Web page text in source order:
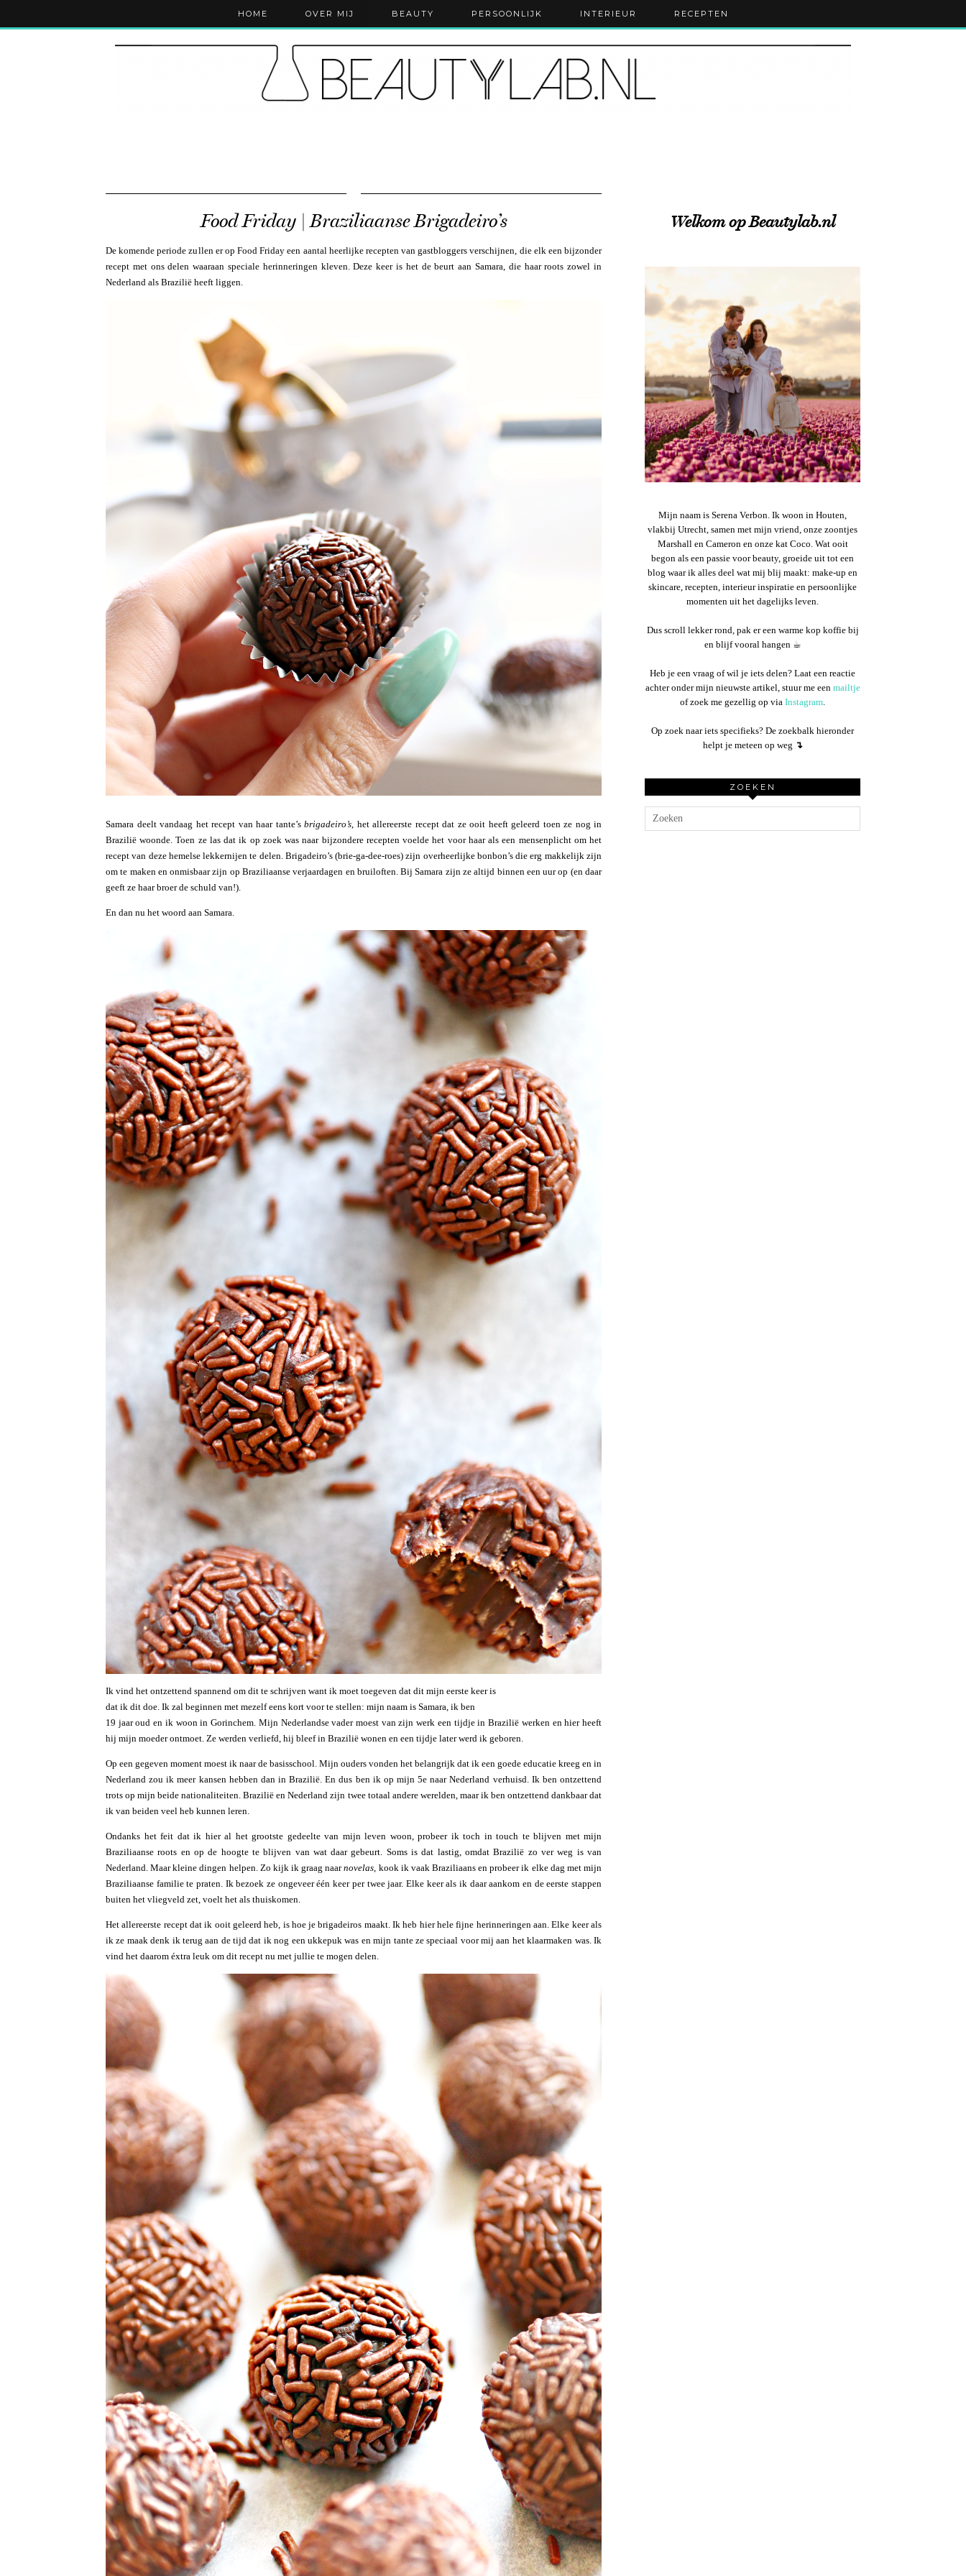
HOME OVER MIJ BEAUTY PERSOONLIJK INTERIEUR RECEPTEN
Food Friday | Braziliaanse Brigadeiro’s
De komende periode zullen er op Food Friday een aantal heerlijke recepten van gastbloggers verschijnen, die elk een bijzonder
recept met ons delen waaraan speciale herinneringen kleven. Deze keer is het de beurt aan Samara, die haar roots zowel in
Nederland als Brazilië heeft liggen.
Samara deelt vandaag het recept van haar tante’s brigadeiro’s , het allereerste recept dat ze ooit heeft geleerd toen ze nog in
Brazilië woonde. Toen ze las dat ik op zoek was naar bijzondere recepten voelde het voor haar als een mensenplicht om het
recept van deze hemelse lekkernijen te delen. Brigadeiro’s (brie-ga-dee-roes) zijn overheerlijke bonbon’s die erg makkelijk zijn
om te maken en onmisbaar zijn op Braziliaanse verjaardagen en bruiloften. Bij Samara zijn ze altijd binnen een uur op (en daar
geeft ze haar broer de schuld van!).
En dan nu het woord aan Samara.
Ik vind het ontzettend spannend om dit te schrijven want ik moet toegeven dat dit mijn eerste keer is
dat ik dit doe. Ik zal beginnen met mezelf eens kort voor te stellen: mijn naam is Samara, ik ben
19 jaar oud en ik woon in Gorinchem. Mijn Nederlandse vader moest van zijn werk een tijdje in Brazilië werken en hier heeft
hij mijn moeder ontmoet. Ze werden verliefd, hij bleef in Brazilië wonen en een tijdje later werd ik geboren.
Op een gegeven moment moest ik naar de basisschool. Mijn ouders vonden het belangrijk dat ik een goede educatie kreeg en in
Nederland zou ik meer kansen hebben dan in Brazilië. En dus ben ik op mijn 5e naar Nederland verhuisd. Ik ben ontzettend
trots op mijn beide nationaliteiten. Brazilië en Nederland zijn twee totaal andere werelden, maar ik ben ontzettend dankbaar dat
ik van beiden veel heb kunnen leren.
Ondanks het feit dat ik hier al het grootste gedeelte van mijn leven woon, probeer ik toch in touch te blijven met mijn
Braziliaanse roots en op de hoogte te blijven van wat daar gebeurt. Soms is dat lastig, omdat Brazilië zo ver weg is van
Nederland. Maar kleine dingen helpen. Zo kijk ik graag naarnovelas , kook ik vaak Braziliaans en probeer ik elke dag met mijn
Braziliaanse familie te praten. Ik bezoek ze ongeveer één keer per twee jaar. Elke keer als ik daar aankom en de eerste stappen
buiten het vliegveld zet, voelt het als thuiskomen.
Het allereerste recept dat ik ooit geleerd heb, is hoe je brigadeiros maakt. Ik heb hier hele fijne herinneringen aan. Elke keer als
ik ze maak denk ik terug aan de tijd dat ik nog een ukkepuk was en mijn tante ze speciaal voor mij aan het klaarmaken was. Ik
vind het daarom éxtra leuk om dit recept nu met jullie te mogen delen.
Welkom op Beautylab.nl
Mijn naam is Serena Verbon. Ik woon in Houten,
vlakbij Utrecht, samen met mijn vriend, onze zoontjes
Marshall en Cameron en onze kat Coco. Wat ooit
begon als een passie voor beauty, groeide uit tot een
blog waar ik alles deel wat mij blij maakt: make-up en
skincare, recepten, interieur inspiratie en persoonlijke
momenten uit het dagelijks leven.
Dus scroll lekker rond, pak er een warme kop koffie bij
en blijf vooral hangen ☕︎
Heb je een vraag of wil je iets delen? Laat een reactie
achter onder mijn nieuwste artikel, stuur me een mailtje
of zoek me gezellig op via Instagram.
Op zoek naar iets specifieks? De zoekbalk hieronder
helpt je meteen op weg ↴
ZOEKEN